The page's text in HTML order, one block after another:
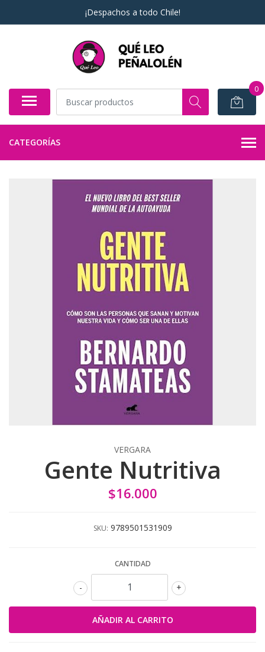
¡Despachos a todo Chile!
0
CATEGORÍAS
VERGARA
Gente Nutritiva
$16.000
SKU: 9789501531909
CANTIDAD
+
-